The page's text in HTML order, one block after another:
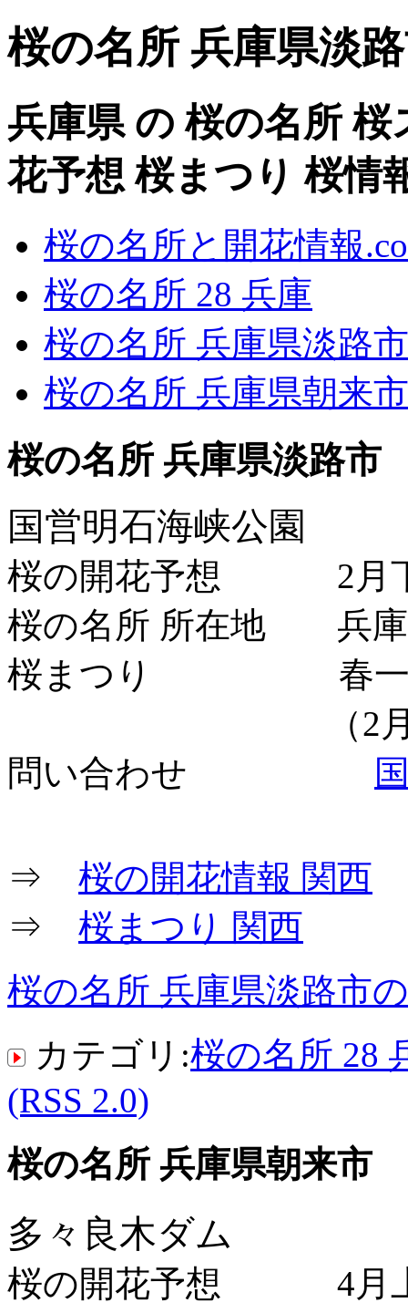
桜の名所 兵庫県淡
兵庫県 の 桜の名所
花予想 桜まつり 桜情
桜の名所と開花情報
桜の名所 28 兵庫
桜の名所 兵庫県淡路市
桜の名所 兵庫県朝来市
桜の名所 兵庫県淡路市
国営明石海峡公園
桜の開花予想 2月下
桜の名所 所在地 兵庫
桜まつり 春一番
（2月下旬～
問い合わせ
⇒ 桜の開花情報 関西
⇒ 桜まつり 関西
桜の名所 兵庫県淡路市
カテゴリ:桜の名所 28
(RSS 2.0)
桜の名所 兵庫県朝来市
多々良木ダム
桜の開花予想 4月上